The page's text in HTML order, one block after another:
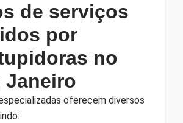
de serviços
por
no
Janeiro
oferecem diversos